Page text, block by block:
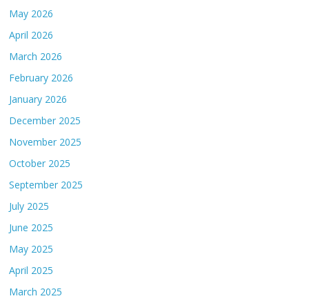
May 2026
April 2026
March 2026
February 2026
January 2026
December 2025
November 2025
October 2025
September 2025
July 2025
June 2025
May 2025
April 2025
March 2025